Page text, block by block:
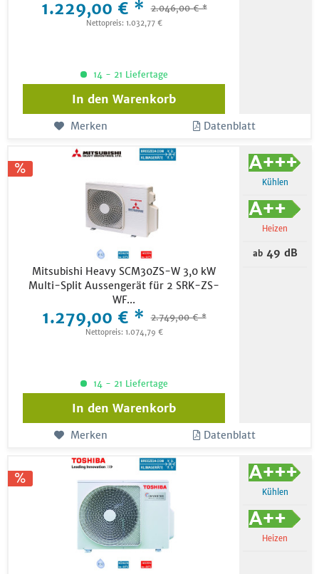
1.229,00 € * 2.046,00 € *
Nettopreis: 1.032,77 €
14 - 21 Liefertage
In den Warenkorb
Merken Datenblatt
Mitsubishi Heavy SCM30ZS-W 3,0 kW
Multi-Split Aussengerät für 2 SRK-ZS-
WF...
1.279,00 € * 2.749,00 € *
Nettopreis: 1.074,79 €
Kühlen
Heizen
ab49 dB
14 - 21 Liefertage
In den Warenkorb
Merken Datenblatt
Kühlen
Heizen